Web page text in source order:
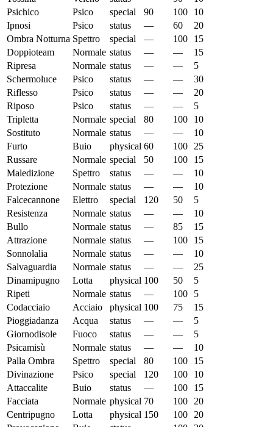
Psichico
Psico special 90 100
10
Ipnosi
Psico status — 60
20
Ombra Notturna Spettro special — 100
15
Doppioteam
Normale status — —
15
Ripresa
Normale status — —
5
Schermoluce
Psico status — —
30
Riflesso
Psico status — —
20
Riposo
Psico status — —
5
Tripletta
Normale special 80 100
10
Sostituto
Normale status — —
10
Furto
Buio physical 60 100
25
Russare
Normale special 50 100
15
Maledizione
Spettro status — —
10
Protezione
Normale status — —
10
Falcecannone
Elettro special 120 50
5
Resistenza
Normale status — —
10
Bullo
Normale status — 85
15
Attrazione
Normale status — 100
15
Sonnolalia
Normale status — —
10
Salvaguardia
Normale status — —
25
Dinamipugno
Lotta physical 100 50
5
Ripeti
Normale status — 100
5
Codacciaio
Acciaio physical 100 75
15
Pioggiadanza
Acqua status — —
5
Giornodisole
Fuoco status — —
5
Psicamisù
Normale status — —
10
Palla Ombra
Spettro special 80 100
15
Divinazione
Psico special 120 100
10
Attaccalite
Buio status — 100
15
Facciata
Normale physical 70 100
20
Centripugno
Lotta physical 150 100
20